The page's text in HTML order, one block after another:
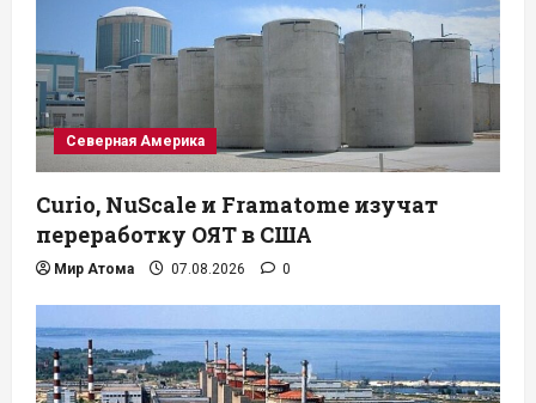
Северная Америка
Curio, NuScale и Framatome изучат
переработку ОЯТ в США
Мир Атома 07.08.2026 0